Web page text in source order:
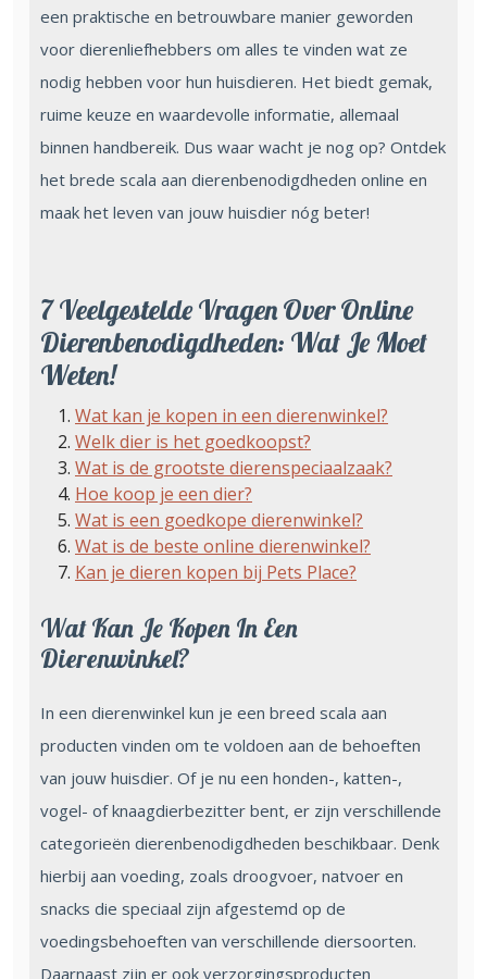
een praktische en betrouwbare manier geworden
voor dierenliefhebbers om alles te vinden wat ze
nodig hebben voor hun huisdieren. Het biedt gemak,
ruime keuze en waardevolle informatie, allemaal
binnen handbereik. Dus waar wacht je nog op? Ontdek
het brede scala aan dierenbenodigdheden online en
maak het leven van jouw huisdier nóg beter!
7 Veelgestelde Vragen Over Online
Dierenbenodigdheden: Wat Je Moet
Weten!
Wat kan je kopen in een dierenwinkel?
Welk dier is het goedkoopst?
Wat is de grootste dierenspeciaalzaak?
Hoe koop je een dier?
Wat is een goedkope dierenwinkel?
Wat is de beste online dierenwinkel?
Kan je dieren kopen bij Pets Place?
Wat Kan Je Kopen In Een
Dierenwinkel?
In een dierenwinkel kun je een breed scala aan
producten vinden om te voldoen aan de behoeften
van jouw huisdier. Of je nu een honden-, katten-,
vogel- of knaagdierbezitter bent, er zijn verschillende
categorieën dierenbenodigdheden beschikbaar. Denk
hierbij aan voeding, zoals droogvoer, natvoer en
snacks die speciaal zijn afgestemd op de
voedingsbehoeften van verschillende diersoorten.
Daarnaast zijn er ook verzorgingsproducten